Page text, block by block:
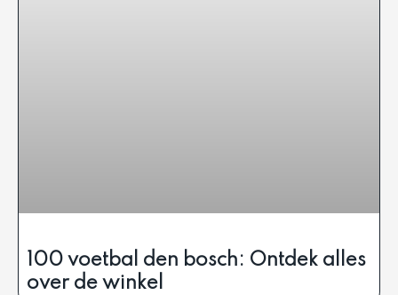
100 voetbal den bosch: Ontdek alles
over de winkel